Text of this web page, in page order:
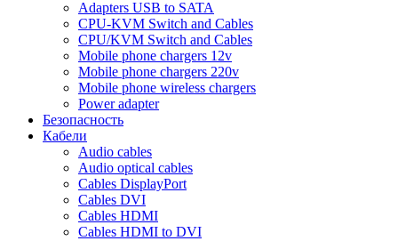
Adapters USB to SATA
CPU-KVM Switch and Cables
CPU/KVM Switch and Cables
Mobile phone chargers 12v
Mobile phone chargers 220v
Mobile phone wireless chargers
Power adapter
Безопасность
Кабели
Audio cables
Audio optical cables
Cables DisplayPort
Cables DVI
Cables HDMI
Cables HDMI to DVI